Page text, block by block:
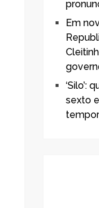
Em
‘Silo’:
sexto